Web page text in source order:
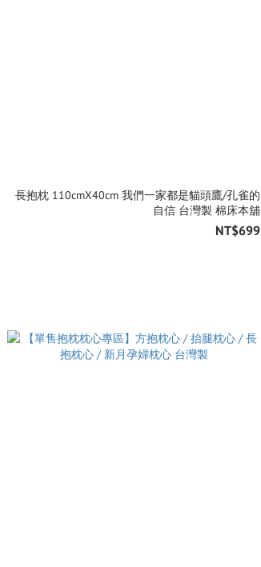
長抱枕 110cmX40cm 我們一家都是貓頭鷹/孔雀的
自信 台灣製 棉床本舖
NT$699